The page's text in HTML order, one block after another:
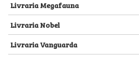
Livraria Megafauna
Livraria Nobel
Livraria Vanguarda